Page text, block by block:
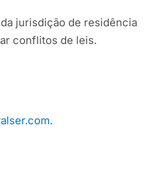
jurisdição de residência
conflitos de leis.
.